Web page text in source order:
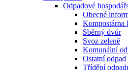
Odpadové
Obecné
Kompostárna
Sběrný dvůr
Svoz zeleně
Komunální
Ostatní odpad
Třídění